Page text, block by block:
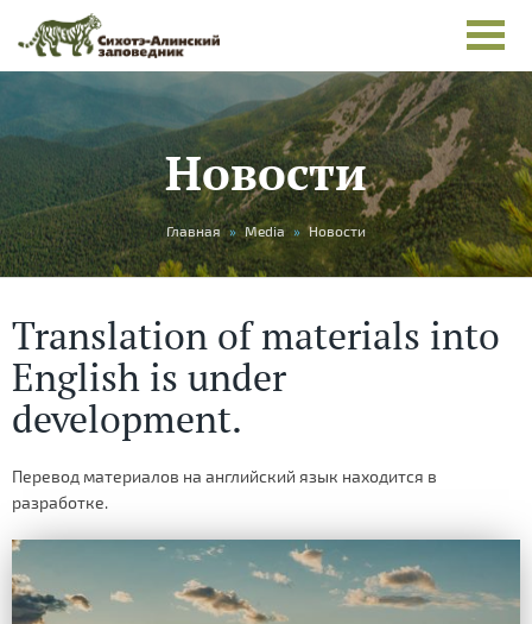
Новости
You
are
here
Главная » Media » Новости
Translation of materials into
English is under
development.
Перевод материалов на английский язык находится в
разработке.